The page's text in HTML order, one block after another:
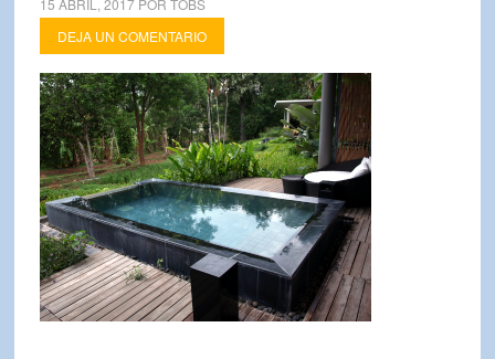
15 ABRIL, 2017POR TOBS
DEJA UN COMENTARIO